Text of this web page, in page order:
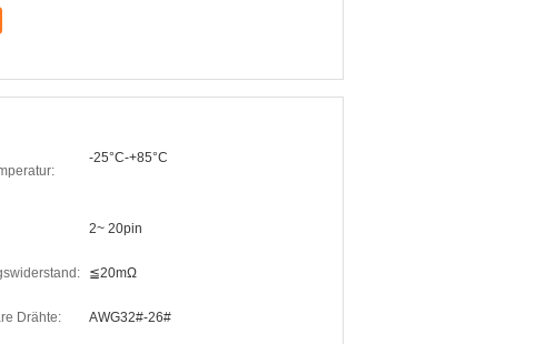
-25°C-+85°C
2~ 20pin
≦20mΩ
Drähte: AWG32#-26#